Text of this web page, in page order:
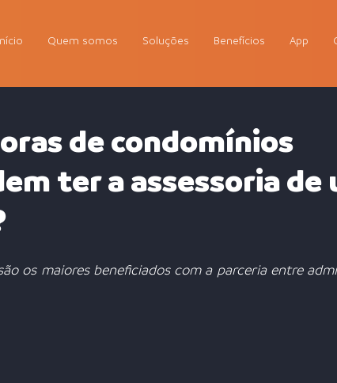
Quem somos Soluções Benefícios App
de condomínios
ter a assessoria de
os maiores beneficiados com a parceria entre